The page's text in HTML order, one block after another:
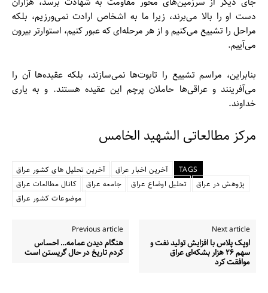
دست او را بالا می‌برند، زیرا ما به اشخاص ارادت نمی‌ورزیم، بلکه
مراحل را تشییع می‌کنیم و از هر مرحله‌ای که عبور کنیم، استوارتر بیرون
می‌آییم.
بنابراین، مراسم تشییع را تابوت‌ها نمی‌سازند، بلکه عقیده‌ها آن را
می‌آفرینند و عراقی‌ها حاملان پرچم این عقیده هستند. و به یاری
خداوند.
مرکز مطالعاتی الشهید الخامس
TAGS آخرین اخبار عراق
آخرین تحلیل های کشور عراق
پژوهش در عراق
تحلیل اوضاع عراق جامعه عراق
کانال مطالعات عراق
موضوعات کشور عراق
Previous article
هنگام دیدن عمامه… احساس
کردم تاریخ در حال گریستن است
Next article
اوپک پلاس با افزایش تولید نفت و
سهم ۲۶ هزار بشکه‌ای عراق
موافقت کرد